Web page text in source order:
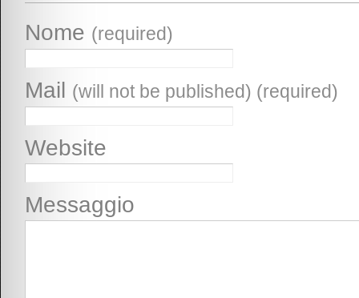
Nome (required)
Mail (will not be published) (required)
Website
Messaggio